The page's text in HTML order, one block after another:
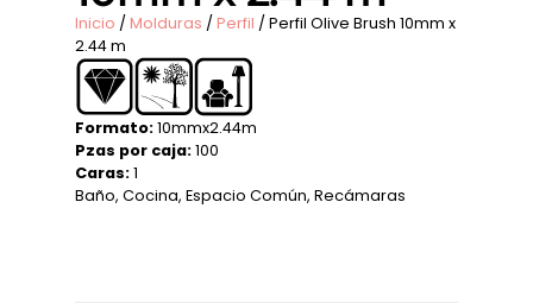
Inicio / Molduras / Perfil / Perfil Olive Brush 10mm x
2.44 m
Formato:10mmx2.44m
Pzas por caja:100
Caras:1
Baño, Cocina, Espacio Común, Recámaras